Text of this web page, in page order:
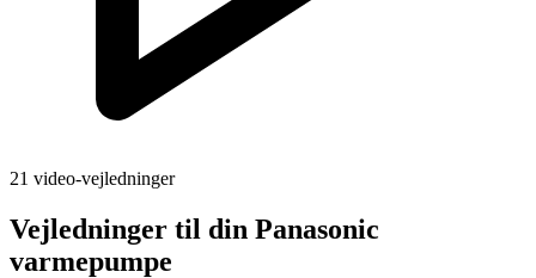
21 video-vejledninger
Vejledninger til din Panasonic
varmepumpe